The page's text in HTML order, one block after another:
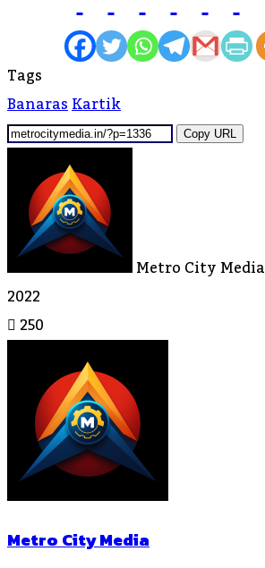
Tags
BanarasKartik
Copy URL
Metro City Media
2022
250
Metro City Media